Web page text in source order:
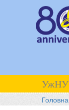
УжНУ
Головна